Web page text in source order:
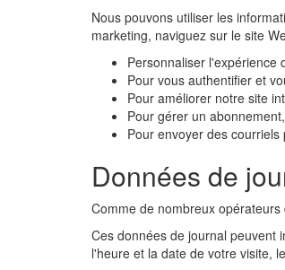
Nous pouvons utiliser les
marketing, naviguez sur le site
Personnaliser l'expérience
Pour vous authentifier et
Pour améliorer notre site
Pour gérer un
Pour envoyer des
Données de
Comme de nombreux
Ces données de journal peuvent
l'heure et la date de votre visite,